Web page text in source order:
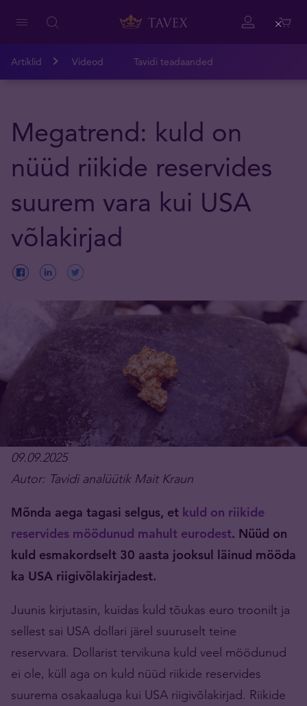
Artiklid Videod Tavidi teadaanded
Megatrend: kuld on
nüüd riikide reservides
suurem vara kui USA
võlakirjad
09.09.2025
Autor: Tavidi analüütik Mait Kraun
Mõnda aega tagasi selgus, et kuld on riikide
reservides möödunud mahult eurodest. Nüüd on
kuld esmakordselt 30 aasta jooksul läinud mööda
ka USA riigivõlakirjadest.
Juunis kirjutasin, kuidas kuld tõukas euro troonilt ja
sellest sai USA dollari järel suuruselt teine
reservvara. Dollarist tervikuna kuld veel möödunud
ei ole, küll aga on kuld nüüd riikide reservides
suurema osakaaluga kui USA riigivõlakirjad. Riikide
Close